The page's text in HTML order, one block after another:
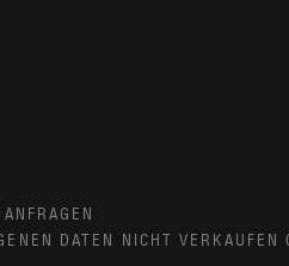
DATEN NICHT VERKAUFEN